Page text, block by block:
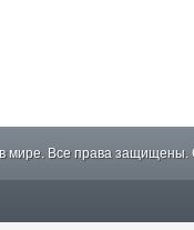
мире. Все права защищены.